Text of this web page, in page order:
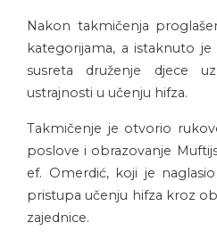
Nakon takmičenja
kategorijama, a istaknuto
susreta druženje djece
ustrajnosti u učenju hifza.
Takmičenje je otvorio
poslove i obrazovanje
ef. Omerdić, koji je
pristupa učenju hifza kroz
zajednice.